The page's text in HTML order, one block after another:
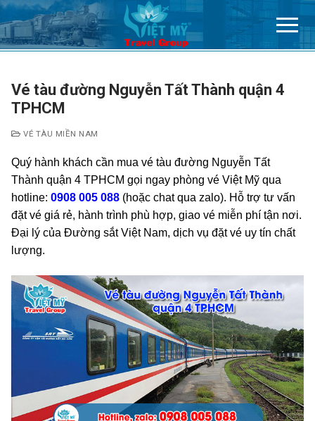
Chuyển
đến
nội
Vé tàu đường Nguyễn Tất Thành quận 4
TPHCM
VÉ TÀU MIỀN NAM
Quý hành khách cần mua vé tàu đường Nguyễn Tất
Thành quận 4 TPHCM gọi ngay phòng vé Việt Mỹ qua
hotline: 0908 005 088 (hoặc chat qua zalo). Hỗ trợ tư vấn
đặt vé giá rẻ, hành trình phù hợp, giao vé miễn phí tận nơi.
Đại lý của Đường sắt Việt Nam, dịch vụ đặt vé uy tín chất
lượng.